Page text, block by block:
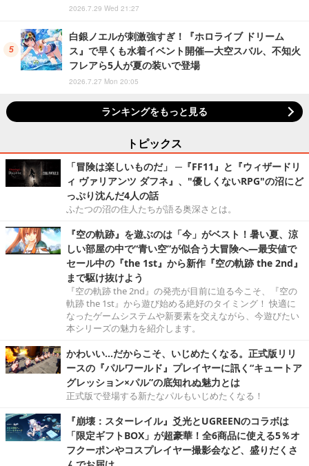
2026.7.29 Wed 21:27
白銀ノエルが刺激強すぎ！『ホロライブ ドリーム
ス』で早くも水着イベント開催―大空スバル、不知火
フレアら5人が夏の装いで登場
2026.7.27 Mon 20:05
ランキングをもっと見る
トピックス
「冒険は楽しいものだ」 ─『FF11』と『ウィザードリ
ィ ヴァリアンツ ダフネ』、"優しくないRPG"の沼にど
っぷり沈んだ4人の話
ふたつの沼の住人たちが語る奥深さとは。
『空の軌跡』を遊ぶのは「今」がベスト！暑い夏、涼
しい部屋の中で“青い空”が似合う大冒険へ―最安値で
セール中の『the 1st』から新作『空の軌跡 the 2nd』
まで駆け抜けよう
『空の軌跡 the 2nd』の発売が目前に迫る今こそ、『空の
軌跡 the 1st』から遊び始める絶好のタイミング！ 快適に
なったゲームシステムや新要素を交えながら、今遊びたい
本シリーズの魅力を紹介します。
かわいい…だからこそ、いじめたくなる。正式版リリ
ースの『パルワールド』プレイヤーに訊く“キュートア
グレッション×パル”の底知れぬ魅力とは
正式版で登場する新たなパルもいじめたくなる！
『崩壊：スターレイル』爻光とUGREENのコラボは
「限定ギフトBOX」が超豪華！全6商品に使える5％オ
フクーポンやコスプレイヤー撮影会など、盛りだくさ